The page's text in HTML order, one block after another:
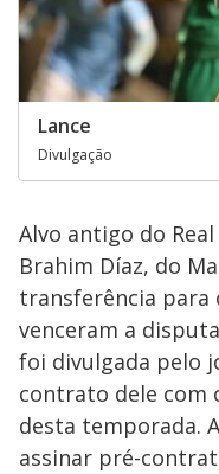
Lance
Divulgação
Alvo antigo do
Brahim Díaz, do
transferência para
venceram a
foi divulgada pelo
contrato dele com
desta temporada.
assinar pré-